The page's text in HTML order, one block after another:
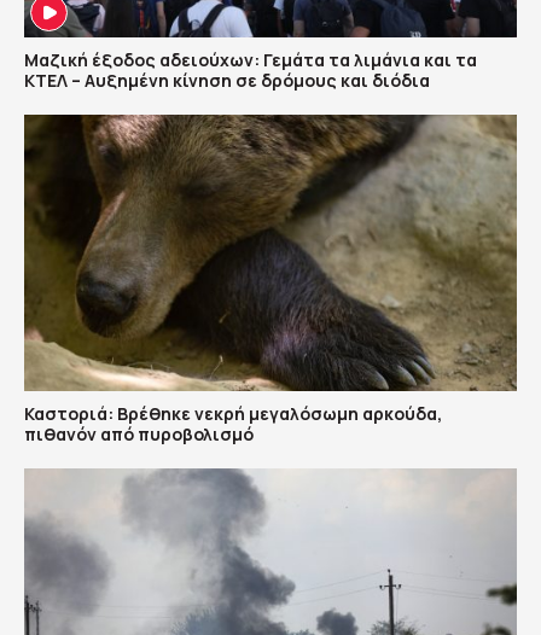
Μαζική έξοδος αδειούχων: Γεμάτα τα λιμάνια και τα
ΚΤΕΛ – Αυξημένη κίνηση σε δρόμους και διόδια
Καστοριά: Βρέθηκε νεκρή μεγαλόσωμη αρκούδα,
πιθανόν από πυροβολισμό